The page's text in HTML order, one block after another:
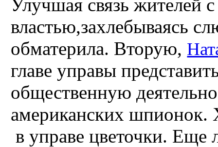
Улучшая связь жителей
властью,захлебываясь
обматерила. Вторую,
главе управы
общественную
американских
в управе цветочки. Еще